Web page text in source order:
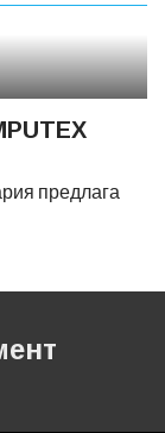
предлага